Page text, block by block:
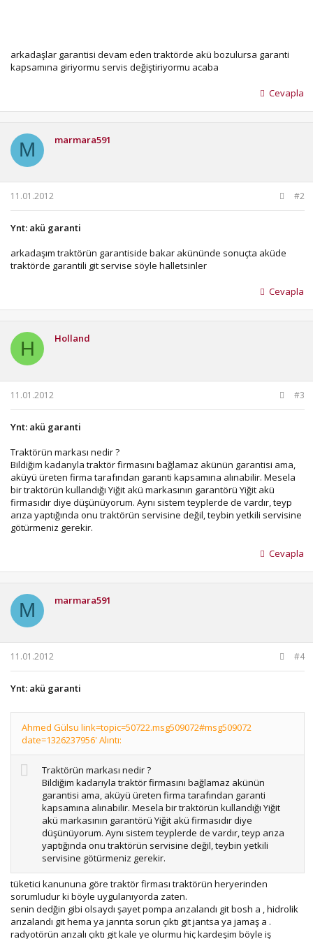
arkadaşlar garantisi devam eden traktörde akü bozulursa garanti
kapsamına giriyormu servis değiştiriyormu acaba
Cevapla
M marmara591
11.01.2012 #2
Ynt: akü garanti
arkadaşım traktörün garantiside bakar akününde sonuçta aküde
traktörde garantili git servise söyle halletsinler
Cevapla
H Holland
11.01.2012 #3
Ynt: akü garanti
Traktörün markası nedir ?
Bildiğim kadarıyla traktör firmasını bağlamaz akünün garantisi ama,
aküyü üreten firma tarafından garanti kapsamına alınabilir. Mesela
bir traktörün kullandığı Yiğit akü markasının garantörü Yiğit akü
firmasıdır diye düşünüyorum. Aynı sistem teyplerde de vardır, teyp
arıza yaptığında onu traktörün servisine değil, teybin yetkili servisine
götürmeniz gerekir.
Cevapla
M marmara591
11.01.2012 #4
Ynt: akü garanti
Ahmed Gülsu link=topic=50722.msg509072#msg509072
date=1326237956' Alıntı:
Traktörün markası nedir ?
Bildiğim kadarıyla traktör firmasını bağlamaz akünün
garantisi ama, aküyü üreten firma tarafından garanti
kapsamına alınabilir. Mesela bir traktörün kullandığı Yiğit
akü markasının garantörü Yiğit akü firmasıdır diye
düşünüyorum. Aynı sistem teyplerde de vardır, teyp arıza
yaptığında onu traktörün servisine değil, teybin yetkili
servisine götürmeniz gerekir.
tüketici kanununa göre traktör firması traktörün heryerinden
sorumludur ki böyle uygulanıyorda zaten.
senin dedğin gibi olsaydı şayet pompa arızalandı git bosh a , hidrolik
arızalandı git hema ya jannta sorun çıktı git jantsa ya jamaş a .
radyotörün arızalı çıktı git kale ye olurmu hiç kardeşim böyle iş